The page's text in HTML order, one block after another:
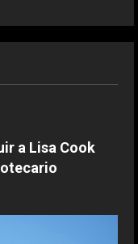
a Lisa Cook